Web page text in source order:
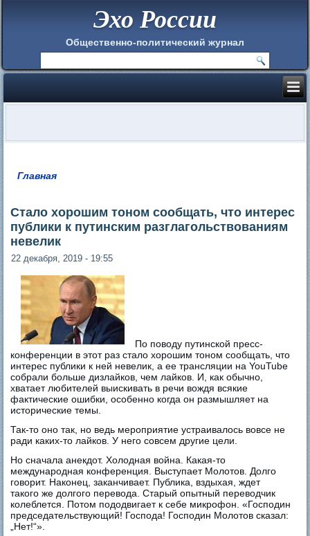
Эхо России
Общественно-политический журнал
Главная
Стало хорошим тоном сообщать, что интерес
публики к путинским разглагольствованиям
невелик
22 декабря, 2019 - 19:55
По поводу путинской пресс-
конференции в этот раз стало хорошим тоном сообщать, что
интерес публики к ней невелик, а ее трансляции на YouTube
собрали больше дизлайков, чем лайков. И, как обычно,
хватает любителей выискивать в речи вождя всякие
фактические ошибки, особенно когда он размышляет на
исторические темы.
Так-то оно так, но ведь мероприятие устраивалось вовсе не
ради каких-то лайков. У него совсем другие цели.
Но сначала анекдот. Холодная война. Какая-то
международная конференция. Выступает Молотов. Долго
говорит. Наконец, заканчивает. Публика, вздыхая, ждет
такого же долгого перевода. Старый опытный переводчик
колеблется. Потом пододвигает к себе микрофон. «Господин
председательствующий! Господа! Господин Молотов сказал:
„Нет!“».